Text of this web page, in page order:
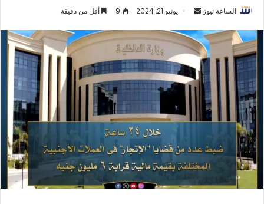
الساعة نيوز
أرسل
إلكترونيا
يونيو 21, 2024 9 أقل من دقيقة